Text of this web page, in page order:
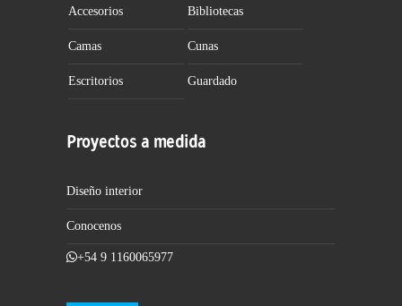
Accesorios Bibliotecas
Camas Cunas
Escritorios Guardado
Proyectos a medida
Diseño interior
Conocenos
+54 9 1160065977